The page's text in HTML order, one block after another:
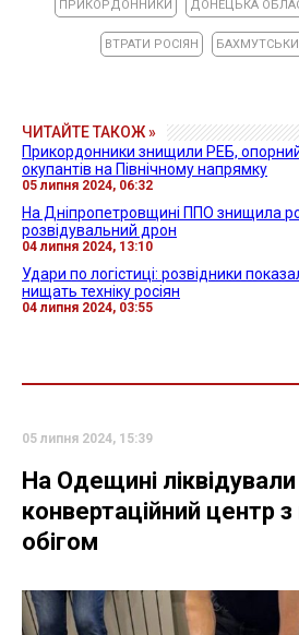
ПРИКОРДОННИКИ ДОНЕЦЬКА
ВТРАТИ РОСІЯН
ЧИТАЙТЕ ТАКОЖ »
Прикордонники знищили РЕБ,
окупантів на Північному напрямку
05 липня 2024, 06:32
На Дніпропетровщині ППО знищила
розвідувальний дрон
04 липня 2024, 13:10
Удари по логістиці: розвідники
нищать техніку росіян
04 липня 2024, 03:55
05 липня 2024, 15:39
На Одещині ліквідували
конвертаційний центр
обігом